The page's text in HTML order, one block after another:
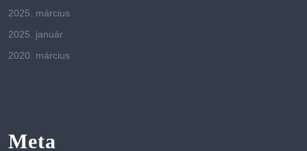
2025. március
2025. január
2020. március
Meta